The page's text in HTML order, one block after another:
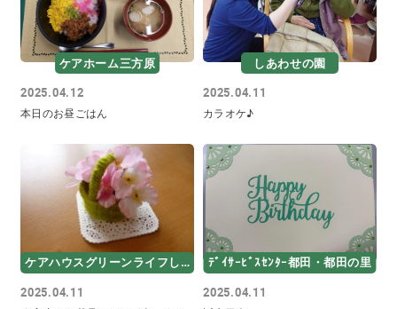
ケアホーム三方原
2025.04.12
本日のお昼ごはん
しあわせの園
2025.04.11
カラオケ♪
ケアハウスグリーンライフしあわせ
2025.04.11
ﾃﾞｲｻｰﾋﾞｽｾﾝﾀｰ都田・都田の里
2025.04.11